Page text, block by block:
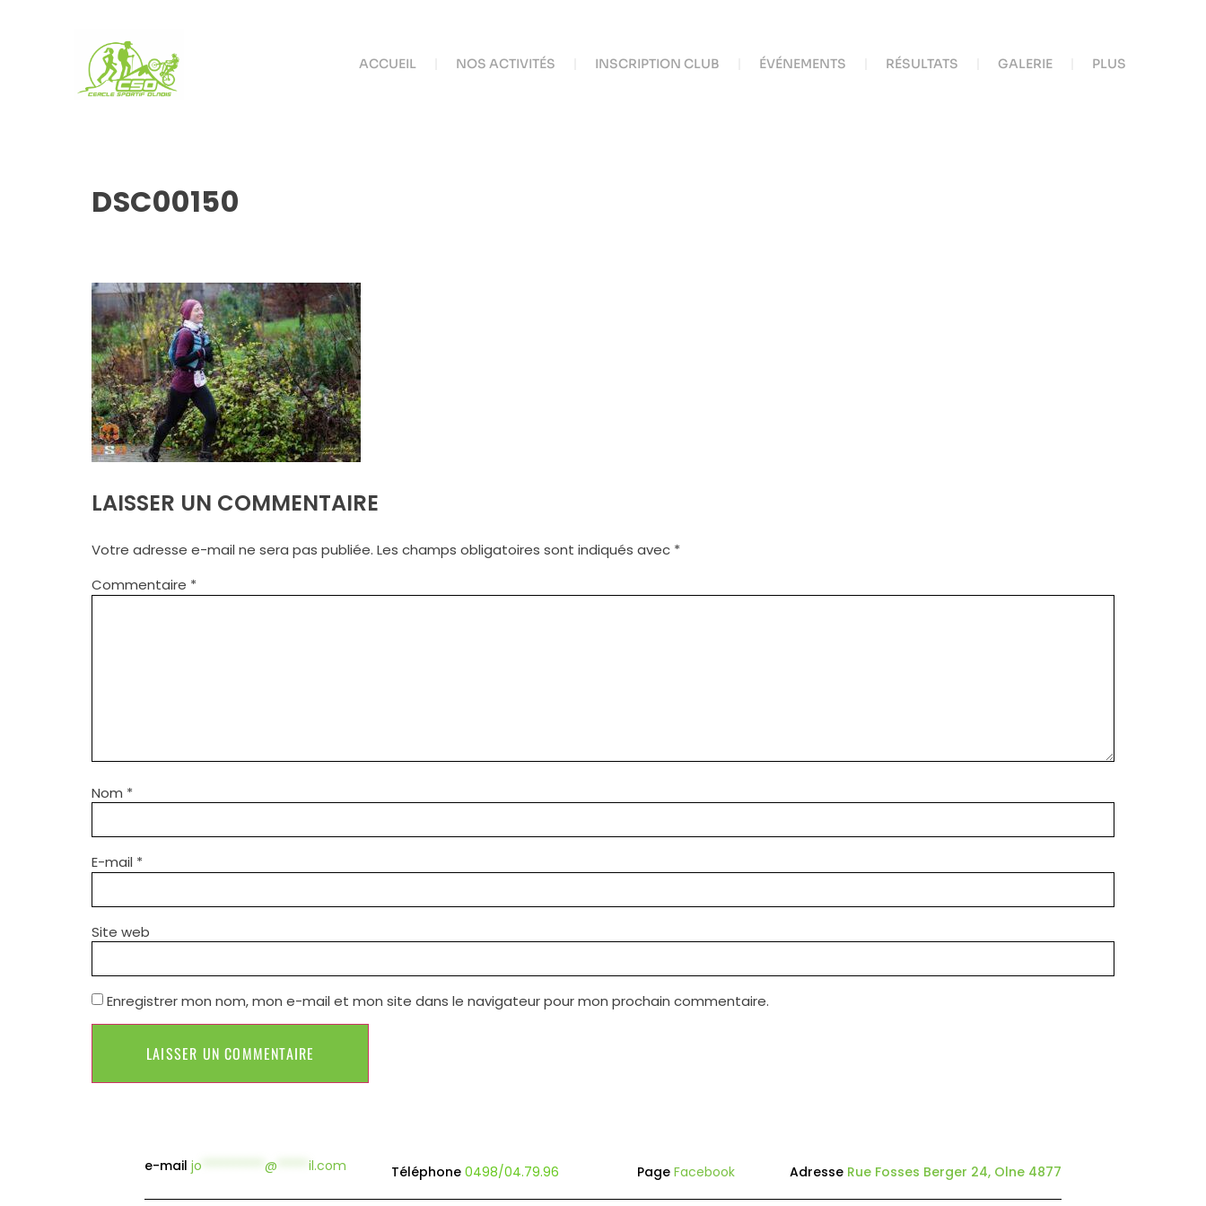
ACCUEIL NOS ACTIVITÉS INSCRIPTION CLUB ÉVÉNEMENTS RÉSULTATS GALERIE PLUS
DSC00150
LAISSER UN COMMENTAIRE
Votre adresse e-mail ne sera pas publiée. Les champs obligatoires sont indiqués avec *
Commentaire *
Nom *
E-mail *
Site web
Enregistrer mon nom, mon e-mail et mon site dans le navigateur pour mon prochain commentaire.
e-mailjo **********@ *****il.com Téléphone0498/04.79.96 Page Facebook Adresse Rue Fosses Berger 24, Olne 4877